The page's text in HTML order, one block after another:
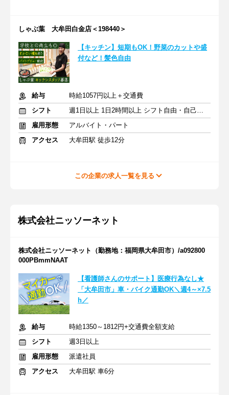
しゃぶ葉 大牟田白金店＜198440＞
【キッチン】短期もOK！野菜のカットや盛
付など！髪色自由
給与
時給1057円以上＋交通費
シフト
週1日以上 1日2時間以上 シフト自由・自己申告
雇用形態
アルバイト・パート
アクセス
大牟田駅 徒歩12分
この企業の求人一覧を見る
株式会社ニッソーネット
株式会社ニッソーネット（勤務地：福岡県大牟田市）/a092800
000PBmmNAAT
【看護師さんのサポート】医療行為なし★
「大牟田市」車・バイク通勤OK＼週4～×7.5
h／
給与
時給1350～1812円+交通費全額支給
シフト
週3日以上
雇用形態
派遣社員
アクセス
大牟田駅 車6分